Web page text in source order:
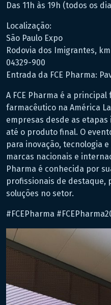
Das 11h às 19h (todos os
Localização:
São Paulo Expo
Rodovia dos Imigrantes,
04329-900
Entrada da FCE Pharma:
A FCE Pharma é a
farmacêutico na América
empresas desde as
até o produto final. O
para inovação, tecnologia
marcas nacionais e
Pharma é conhecida por
profissionais de destaque,
soluções no setor.
#FCEPharma